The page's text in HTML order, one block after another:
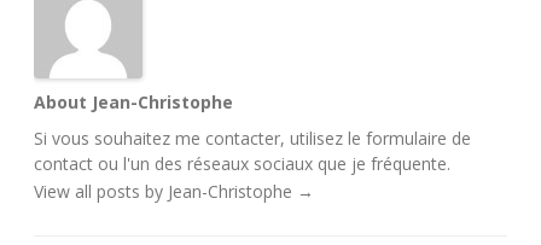
About Jean-Christophe
Si vous souhaitez me contacter, utilisez le formulaire de
contact ou l'un des réseaux sociaux que je fréquente.
View all posts by Jean-Christophe →